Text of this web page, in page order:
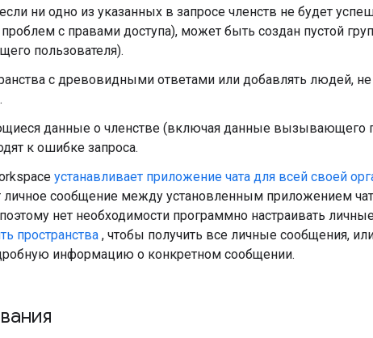
если ни одно из указанных в запросе членств не будет
проблем с правами доступа), может быть создан пустой
пользователя).
с древовидными ответами или добавлять людей,
данные о членстве (включая данные вызывающего
к ошибке запроса.
устанавливает приложение чата для всей своей
личное сообщение между установленным приложением
нет необходимости программно настраивать
пространства , чтобы получить все личные сообщения,
информацию о конкретном сообщении.